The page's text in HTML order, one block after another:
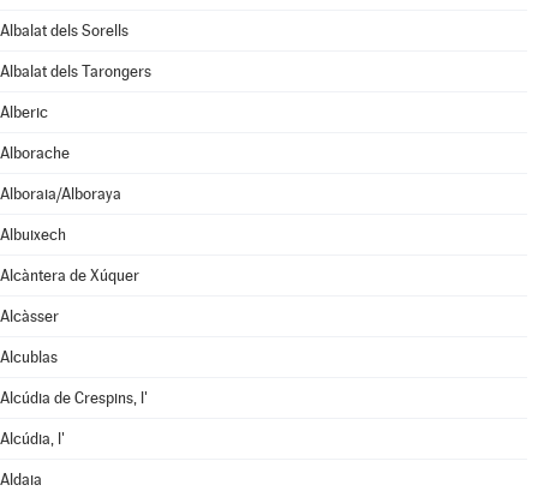
Albalat dels Sorells
Albalat dels Tarongers
Alberic
Alborache
Alboraia/Alboraya
Albuixech
Alcàntera de Xúquer
Alcàsser
Alcublas
Alcúdia de Crespins, l'
Alcúdia, l'
Aldaia